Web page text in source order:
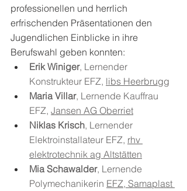
professionellen und herrlich
erfrischenden Präsentationen den
Jugendlichen Einblicke in ihre
Berufswahl geben konnten:
Erik Winiger, Lernender
Konstrukteur EFZ, libs Heerbrugg
Maria Villar, Lernende Kauffrau
EFZ, Jansen AG Oberriet
Niklas Krisch, Lernender
Elektroinstallateur EFZ, rhv
elektrotechnik ag Altstätten
Mia Schawalder, Lernende
Polymechanikerin EFZ, Samaplast